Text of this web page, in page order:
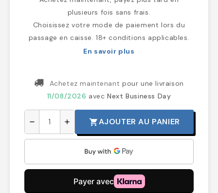
plusieurs fois sans frais.
Choisissez votre mode de paiement lors du
passage en caisse. 18+ conditions applicables.
En savoir plus
Achetez maintenant pour une livraison
11/08/2026 avecNext Business Day
remove add shopping_cartAJOUTER AU PANIER